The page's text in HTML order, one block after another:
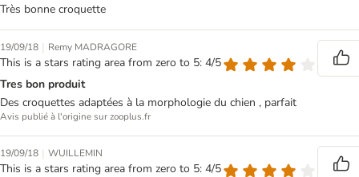
Très bonne croquette
19/09/18 | Remy MADRAGORE
This is a stars rating area from zero to 5: 4/5
Tres bon produit
Des croquettes adaptées à la morphologie du chien , parfait
Avis publié à l'origine sur zooplus.fr
19/09/18 | WUILLEMIN
This is a stars rating area from zero to 5: 4/5